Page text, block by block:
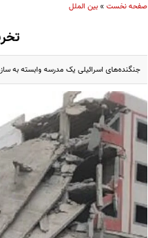
صفحه نخست»بین الملل
جنگنده‌های اسرائیلی یک مدرسه وابسته به